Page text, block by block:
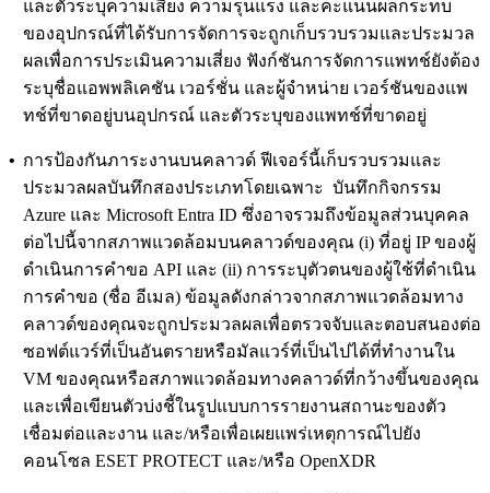
และตัวระบุความเสี่ยง ความรุนแรง และคะแนนผลกระทบ
ของอุปกรณ์ที่ได้รับการจัดการจะถูกเก็บรวบรวมและประมวล
ผลเพื่อการประเมินความเสี่ยง ฟังก์ชันการจัดการแพทช์ยังต้อง
ระบุชื่อแอพพลิเคชัน เวอร์ชั่น และผู้จําหน่าย เวอร์ชันของแพ
ทช์ที่ขาดอยู่บนอุปกรณ์ และตัวระบุของแพทช์ที่ขาดอยู่
• การป้องกันภาระงานบนคลาวด์ ฟีเจอร์นี้เก็บรวบรวมและ
ประมวลผลบันทึกสองประเภทโดยเฉพาะ บันทึกกิจกรรม
Azure และ Microsoft Entra ID ซึ่งอาจรวมถึงข้อมูลส่วนบุคคล
ต่อไปนี้จากสภาพแวดล้อมบนคลาวด์ของคุณ (i) ที่อยู่ IP ของผู้
ดําเนินการคําขอ API และ (ii) การระบุตัวตนของผู้ใช้ที่ดําเนิน
การคําขอ (ชื่อ อีเมล) ข้อมูลดังกล่าวจากสภาพแวดล้อมทาง
คลาวด์ของคุณจะถูกประมวลผลเพื่อตรวจจับและตอบสนองต่อ
ซอฟต์แวร์ที่เป็นอันตรายหรือมัลแวร์ที่เป็นไปได้ที่ทํางานใน
VM ของคุณหรือสภาพแวดล้อมทางคลาวด์ที่กว้างขึ้นของคุณ
และเพื่อเขียนตัวบ่งชี้ในรูปแบบการรายงานสถานะของตัว
เชื่อมต่อและงาน และ/หรือเพื่อเผยแพร่เหตุการณ์ไปยัง
คอนโซล ESET PROTECT และ/หรือ OpenXDR